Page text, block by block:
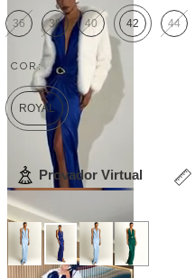
36 38 40 42 44
COR:
ROYAL
Provador Virtual
Veja outras opções